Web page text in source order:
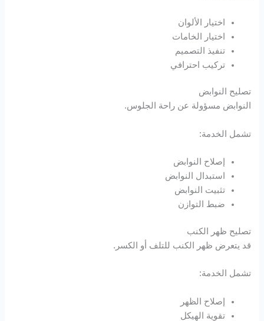
Hacklink panel
Masal Oku
Hacklink
Hacklink panel
Hacklink panel
Hacklink panel
Hacklink
Hacklink
Hacklink panel
اختيار الألوان
اختيار الخامات
تنفيذ التصميم
تركيب احترافي
تصليح النوابض
النوابض مسؤولة عن راحة الجلوس.
تشمل الخدمة:
إصلاح النوابض
استبدال النوابض
تثبيت النوابض
ضبط التوازن
تصليح ظهر الكنب
قد يتعرض ظهر الكنب للتلف أو الكسر.
تشمل الخدمة:
إصلاح الظهر
تقوية الهيكل